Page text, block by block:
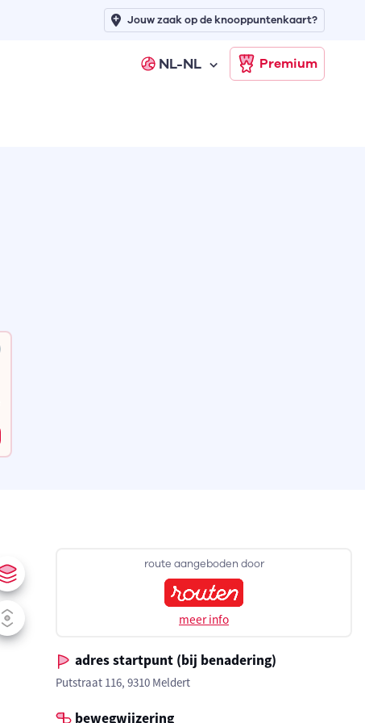
NL-NL Premium
Jouw zaak op de knooppuntenkaart?
route aangeboden door
meer info
adres startpunt (bij benadering)
Putstraat 116, 9310 Meldert
bewegwijzering